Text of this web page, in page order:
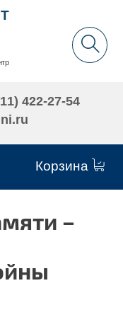
Корзина
422-27-54
–